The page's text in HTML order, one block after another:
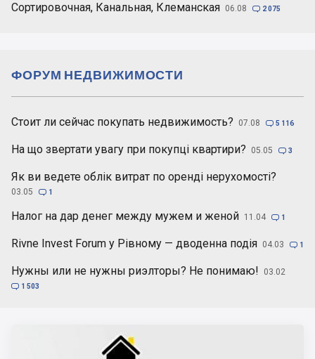
Сортировочная, Канальная, Клеманская 06.08  2 075
Стоит ли сейчас покупать недвижимость? 07.08  5 116
На що звертати увагу при покупці квартири? 05.05  3
Як ви ведете облік витрат по оренді нерухомості?
03.05  1
Налог на дар денег между мужем и женой 11.04  1
Rivne Invest Forum у Рівному — дводенна подія 04.03  1
Нужны или не нужны риэлторы? Не понимаю! 03.02
 1 503
ФОРУМ НЕДВИЖИМОСТИ